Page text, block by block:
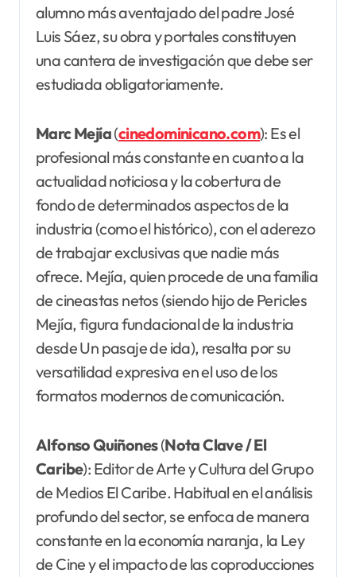
alumno más aventajado del padre José
Luis Sáez, su obra y portales constituyen
una cantera de investigación que debe ser
estudiada obligatoriamente.
Marc Mejía(cinedominicano.com): Es el
profesional más constante en cuanto a la
actualidad noticiosa y la cobertura de
fondo de determinados aspectos de la
industria (como el histórico), con el aderezo
de trabajar exclusivas que nadie más
ofrece. Mejía, quien procede de una familia
de cineastas netos (siendo hijo de Pericles
Mejía, figura fundacional de la industria
desde Un pasaje de ida), resalta por su
versatilidad expresiva en el uso de los
formatos modernos de comunicación.
Alfonso Quiñones(Nota Clave / El
Caribe): Editor de Arte y Cultura del Grupo
de Medios El Caribe. Habitual en el análisis
profundo del sector, se enfoca de manera
constante en la economía naranja, la Ley
de Cine y el impacto de las coproducciones